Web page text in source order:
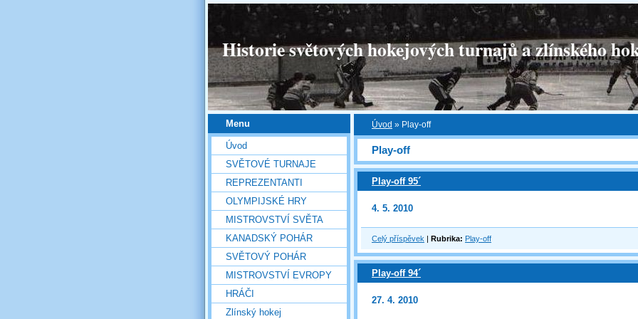
Historie světových hokejových turnajů a zlínského
Úvod » Play-off
Play-off
Play-off 95´
4. 5. 2010
Celý příspěvek | Rubrika: Play-off
Play-off 94´
27. 4. 2010
Menu
Úvod
SVĚTOVÉ TURNAJE
REPREZENTANTI
OLYMPIJSKÉ HRY
MISTROVSTVÍ SVĚTA
KANADSKÝ POHÁR
SVĚTOVÝ POHÁR
MISTROVSTVÍ EVROPY
HRÁČI
Zlínský hokej